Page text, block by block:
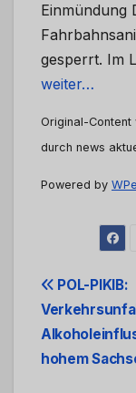
Einmündung
gesperrt. Im
weiter…
Original-
durch news
Powered by
POL-PIKIB:
hohem